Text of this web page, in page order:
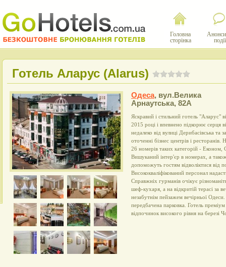
Головна
сторінка
події
Готель Аларус (Alarus)
Одеса, вул.Велика
Арнаутська, 82А
Яскравий і стильний готель "Аларус"
2015 році і впевнено підкорює серця
недалеко від вулиці Дерибасівська та
оточенні бізнес центрів і
26 номерів таких категорій - Економ,
Вишуканий інтер'єр в номерах, а також
допоможуть гостям відволіктися від
Висококваліфікований персонал
Справжніх гурманів очікує
шеф-кухаря, а на відкритій терасі за
незабутнім пейзажем вечірньої
передбачена парковка. Готель
відпочинок високого рівня на березі